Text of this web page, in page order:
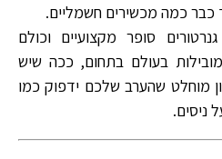
כבר כמה מכשירים חשמליים.
סופר מקצועיים וכולם
בעולם בתחום, ככה שיש
מוחלט שהערב שלכם ידפוק כמו
ניסים.